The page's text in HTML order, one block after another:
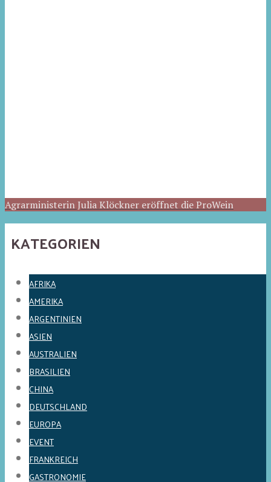
Agrarministerin Julia Klöckner eröffnet die ProWein
KATEGORIEN
AFRIKA
AMERIKA
ARGENTINIEN
ASIEN
AUSTRALIEN
BRASILIEN
CHINA
DEUTSCHLAND
EUROPA
EVENT
FRANKREICH
GASTRONOMIE